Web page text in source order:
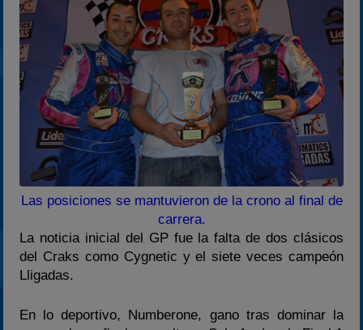
Las posiciones se mantuvieron de la crono al final de
carrera.
La noticia inicial del GP fue la falta de dos clásicos
del Craks como Cygnetic y el siete veces campeón
Lligadas.
En lo deportivo, Numberone, gano tras dominar la